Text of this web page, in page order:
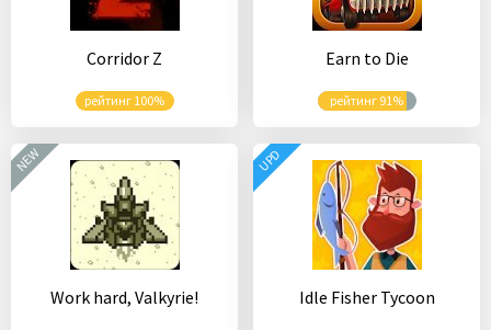
Corridor Z
рейтинг 100%
Earn to Die
рейтинг 91%
Work hard, Valkyrie!
NEW
Idle Fisher Tycoon
UPD